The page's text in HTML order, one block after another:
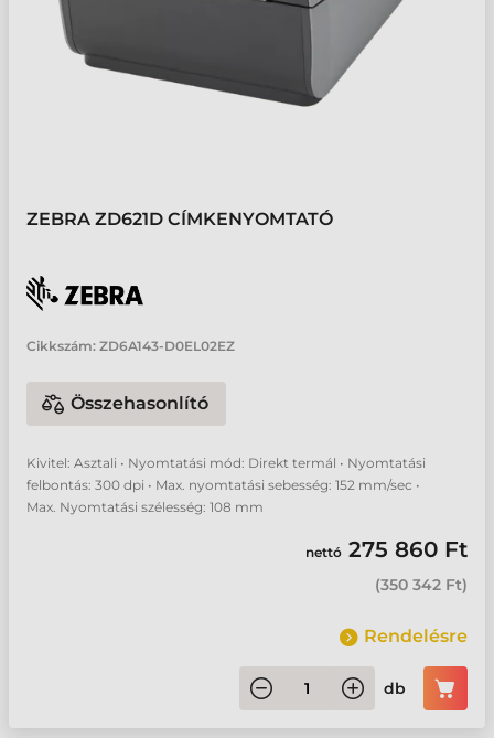
ZEBRA ZD621D CÍMKENYOMTATÓ
Cikkszám: ZD6A143-D0EL02EZ
Összehasonlító
Kivitel: Asztali • Nyomtatási mód: Direkt termál • Nyomtatási
felbontás: 300 dpi • Max. nyomtatási sebesség: 152 mm/sec •
Max. Nyomtatási szélesség: 108 mm
nettó 275 860 Ft
(350 342 Ft)
Rendelésre
db